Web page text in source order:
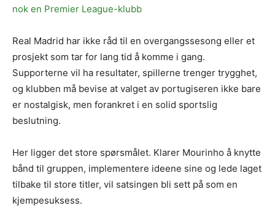
nok en Premier League-klubb
Real Madrid har ikke råd til en overgangssesong eller et
prosjekt som tar for lang tid å komme i gang.
Supporterne vil ha resultater, spillerne trenger trygghet,
og klubben må bevise at valget av portugiseren ikke bare
er nostalgisk, men forankret i en solid sportslig
beslutning.
Her ligger det store spørsmålet. Klarer Mourinho å knytte
bånd til gruppen, implementere ideene sine og lede laget
tilbake til store titler, vil satsingen bli sett på som en
kjempesuksess.